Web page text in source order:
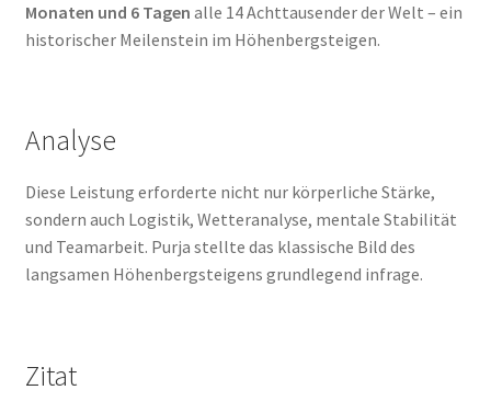
Über uns
Datenschutz & AGB
Monaten und 6 Tagen alle 14 Achttausender der Welt – ein
historischer Meilenstein im Höhenbergsteigen.
Analyse
Diese Leistung erforderte nicht nur körperliche Stärke,
sondern auch Logistik, Wetteranalyse, mentale Stabilität
und Teamarbeit. Purja stellte das klassische Bild des
langsamen Höhenbergsteigens grundlegend infrage.
Zitat